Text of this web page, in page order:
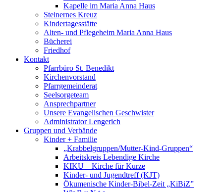
Kapelle im Maria Anna Haus
Steinernes Kreuz
Kindertagesstätte
Alten- und Pflegeheim Maria Anna Haus
Bücherei
Friedhof
Kontakt
Pfarrbüro St. Benedikt
Kirchenvorstand
Pfarrgemeinderat
Seelsorgeteam
Ansprechpartner
Unsere Evangelischen Geschwister
Administrator Lengerich
Gruppen und Verbände
Kinder + Familie
„Krabbelgruppen/Mutter-Kind-Gruppen“
Arbeitskreis Lebendige Kirche
KIKU – Kirche für Kurze
Kinder- und Jugendtreff (KJT)
Ökumenische Kinder-Bibel-Zeit „KiBiZ”